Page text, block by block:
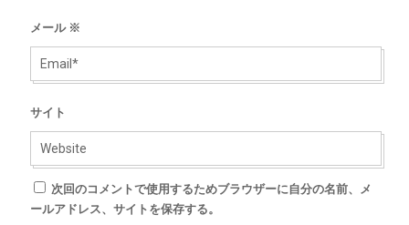
メール ※
サイト
次回のコメントで使用するためブラウザーに自分の名前、メ
ールアドレス、サイトを保存する。